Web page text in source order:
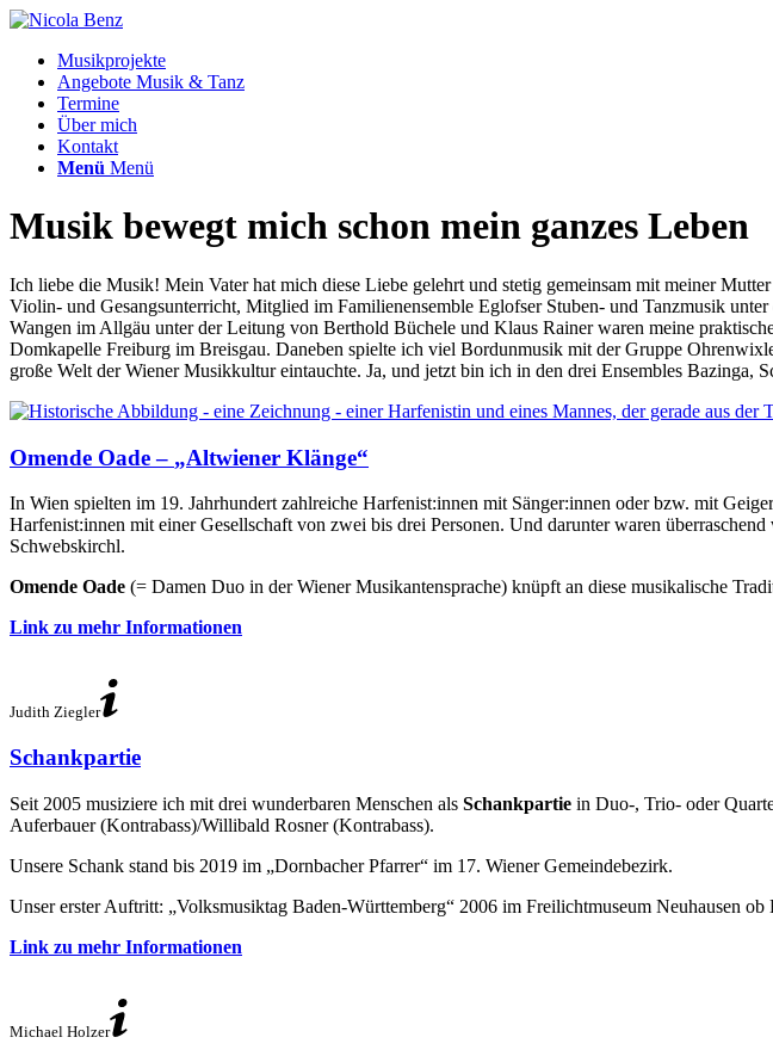
Musikprojekte
Angebote Musik & Tanz
Termine
Über mich
Kontakt
Menü Menü
Musik bewegt mich schon mein ganzes Leben
Ich liebe die Musik! Mein Vater hat mich diese Liebe gelehrt und stetig gemeinsam mit meiner
Violin- und Gesangsunterricht, Mitglied im Familienensemble Eglofser Stuben- und Tanzmusik
Wangen im Allgäu unter der Leitung von Berthold Büchele und Klaus Rainer waren meine
Domkapelle Freiburg im Breisgau. Daneben spielte ich viel Bordunmusik mit der Gruppe
große Welt der Wiener Musikkultur eintauchte. Ja, und jetzt bin ich in den drei Ensembles Bazinga,
Omende Oade – „Altwiener Klänge“
In Wien spielten im 19. Jahrhundert zahlreiche Harfenist:innen mit Sänger:innen oder bzw. mit
Harfenist:innen mit einer Gesellschaft von zwei bis drei Personen. Und darunter waren
Schwebskirchl.
Omende Oade (= Damen Duo in der Wiener Musikantensprache) knüpft an diese musikalische
Link zu mehr Informationen
Judith Ziegler
Schankpartie
Seit 2005 musiziere ich mit drei wunderbaren Menschen als Schankpartie in Duo-, Trio- oder
Auferbauer (Kontrabass)/Willibald Rosner (Kontrabass).
Unsere Schank stand bis 2019 im „Dornbacher Pfarrer“ im 17. Wiener Gemeindebezirk.
Unser erster Auftritt: „Volksmusiktag Baden-Württemberg“ 2006 im Freilichtmuseum Neuhausen ob
Link zu mehr Informationen
Michael Holzer